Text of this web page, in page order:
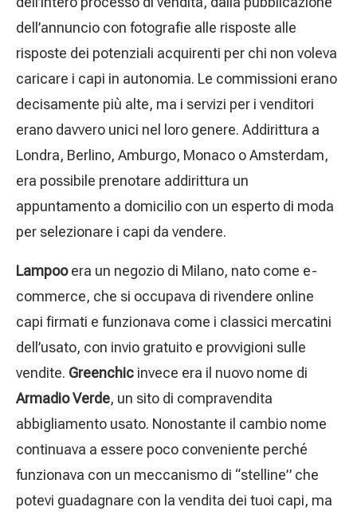
dell’annuncio con fotografie alle risposte alle
risposte dei potenziali acquirenti per chi non voleva
caricare i capi in autonomia. Le commissioni erano
decisamente più alte, ma i servizi per i venditori
erano davvero unici nel loro genere. Addirittura a
Londra, Berlino, Amburgo, Monaco o Amsterdam,
era possibile prenotare addirittura un
appuntamento a domicilio con un esperto di moda
per selezionare i capi da vendere.
Lampooera un negozio di Milano, nato come e-
commerce, che si occupava di rivendere online
capi firmati e funzionava come i classici mercatini
dell’usato, con invio gratuito e provvigioni sulle
vendite. Greenchic invece era il nuovo nome di
Armadio Verde, un sito di compravendita
abbigliamento usato. Nonostante il cambio nome
continuava a essere poco conveniente perché
funzionava con un meccanismo di “stelline” che
potevi guadagnare con la vendita dei tuoi capi, ma